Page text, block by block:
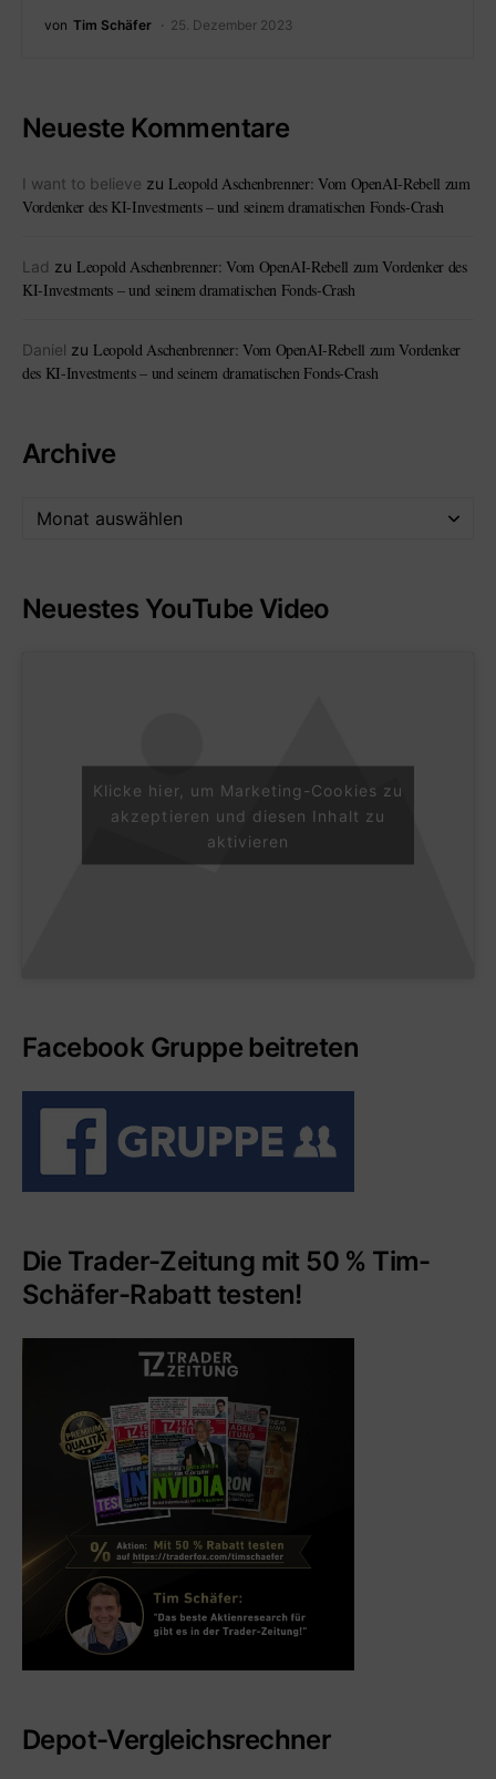
von Tim Schäfer 25. Dezember 2023
Neueste Kommentare
I want to believe zu Leopold Aschenbrenner: Vom OpenAI-Rebell zum
Vordenker des KI-Investments – und seinem dramatischen Fonds-Crash
Lad zu Leopold Aschenbrenner: Vom OpenAI-Rebell zum Vordenker des
KI-Investments – und seinem dramatischen Fonds-Crash
Daniel zu Leopold Aschenbrenner: Vom OpenAI-Rebell zum Vordenker
des KI-Investments – und seinem dramatischen Fonds-Crash
Archive
Neuestes YouTube Video
Klicke hier, um Marketing-Cookies zu
akzeptieren und diesen Inhalt zu
aktivieren
Facebook Gruppe beitreten
Die Trader-Zeitung mit 50 % Tim-
Schäfer-Rabatt testen!
Depot-Vergleichsrechner